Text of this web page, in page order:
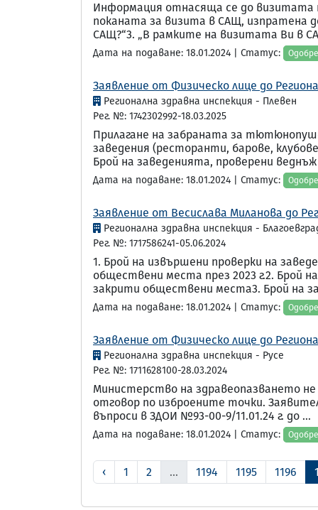
Информация отнасяща се до визитата
поканата за визита в САЩ, изпратена
САЩ?“3. „В рамките на визитата Ви в
Дата на подаване: 18.01.2024 | Статус:
Заявление от Физическо лице до
Регионална здравна инспекция - Плевен
Рег. №: 1742302992-18.03.2025
Прилагане на забраната за
заведения (ресторанти, барове,
Брой на заведенията, проверени веднъж
Дата на подаване: 18.01.2024 | Статус:
Заявление от Весислава Миланова до
Регионална здравна инспекция -
Рег. №: 1717586241-05.06.2024
1. Брой на извършени проверки на
обществени места през 2023 г.2. Брой
закрити обществени места3. Брой на
Дата на подаване: 18.01.2024 | Статус:
Заявление от Физическо лице до
Регионална здравна инспекция - Русе
Рег. №: 1711628100-28.03.2024
Министерство на здравеопазването не
отговор по изброените точки.
въпроси в ЗДОИ №93-00-9/11.01.24 г. до ...
Дата на подаване: 18.01.2024 | Статус:
‹ 1 2 ... 1194 1195 1196